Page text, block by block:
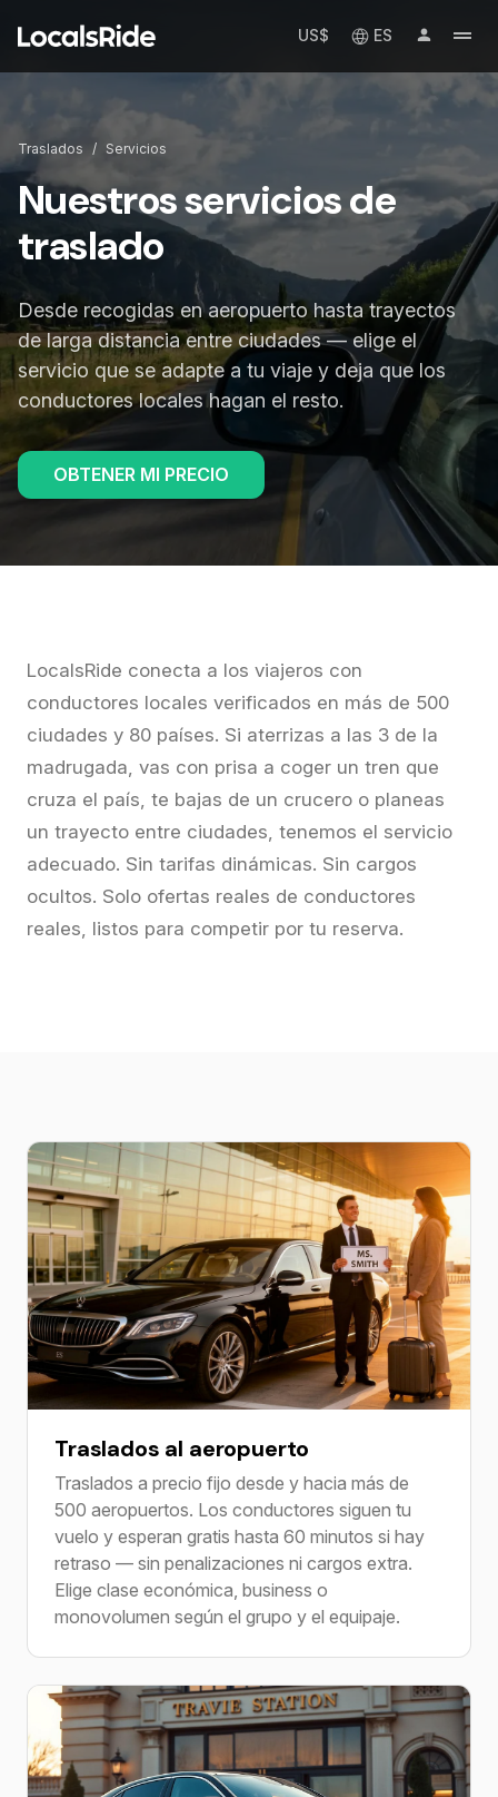
US$ ES
Traslados / Servicios
Nuestros servicios de
traslado
Desde recogidas en aeropuerto hasta trayectos
de larga distancia entre ciudades — elige el
servicio que se adapte a tu viaje y deja que los
conductores locales hagan el resto.
OBTENER MI PRECIO
LocalsRide conecta a los viajeros con
conductores locales verificados en más de 500
ciudades y 80 países. Si aterrizas a las 3 de la
madrugada, vas con prisa a coger un tren que
cruza el país, te bajas de un crucero o planeas
un trayecto entre ciudades, tenemos el servicio
adecuado. Sin tarifas dinámicas. Sin cargos
ocultos. Solo ofertas reales de conductores
reales, listos para competir por tu reserva.
Traslados al aeropuerto
Traslados a precio fijo desde y hacia más de
500 aeropuertos. Los conductores siguen tu
vuelo y esperan gratis hasta 60 minutos si hay
retraso — sin penalizaciones ni cargos extra.
Elige clase económica, business o
monovolumen según el grupo y el equipaje.